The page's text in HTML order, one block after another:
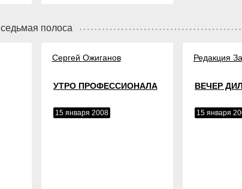
седьмая полоса
Сергей Ожиганов
УТРО ПРОФЕССИОНАЛА
15 января 2008
Редакция
ВЕЧЕР
15 января